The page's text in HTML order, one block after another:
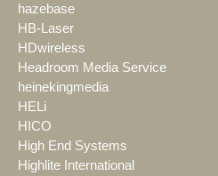
hazebase
HB-Laser
HDwireless
Headroom Media Service
heinekingmedia
HELi
HICO
High End Systems
Highlite International